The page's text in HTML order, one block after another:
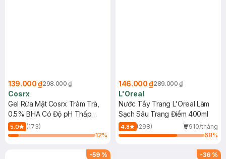
139.000 ₫298.000 ₫
Cosrx
Gel Rửa Mặt Cosrx Tràm Trà,
0.5% BHA Có Độ pH Thấp
150ml
5.0
(173)
12%
146.000 ₫289.000 ₫
L'Oreal
Nước Tẩy Trang L'Oreal Làm
Sạch Sâu Trang Điểm 400ml
4.8 (298)
910/tháng
68%
-59 % -36 %